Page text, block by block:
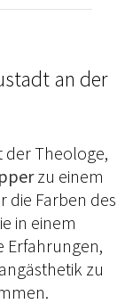
an der
der Theologe,
zu einem
die Farben des
in einem
Erfahrungen,
zu